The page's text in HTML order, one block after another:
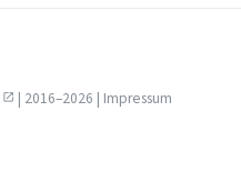
| 2016–2026 | Impressum